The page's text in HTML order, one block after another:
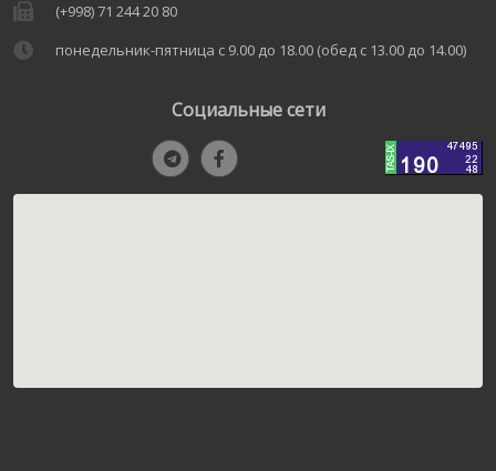
(+998) 71 244 20 80
понедельник-пятница с 9.00 до 18.00 (обед с 13.00 до 14.00)
Социальные сети